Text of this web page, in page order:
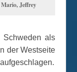
Jeffrey
Schweden als
der Westseite